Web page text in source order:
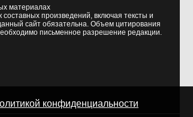
материалах
произведений, включая тексты и
сайт обязательна. Объем цитирования
письменное разрешение редакции.
конфиденциальности